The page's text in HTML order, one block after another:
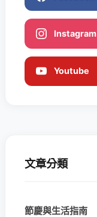
Instagram
Youtube
文章分類
節慶與生活指南